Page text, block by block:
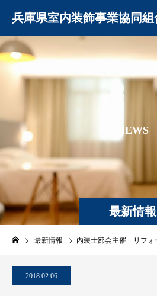
兵庫県室内装飾事業協同組
最新情報
NEWS
最新情報 内装士部会主催 リフォ
2018.02.06